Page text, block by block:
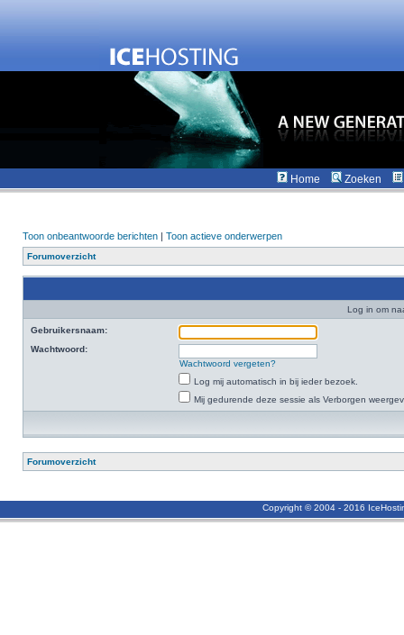
Home Zoeken
Toon onbeantwoorde berichten | Toon actieve onderwerpen
Forumoverzicht
Log in om
Gebruikersnaam:
Wachtwoord:
Wachtwoord vergeten?
Log mij automatisch in bij ieder bezoek.
Mij gedurende deze sessie als Verborgen
Forumoverzicht
Copyright © 2004 - 2016